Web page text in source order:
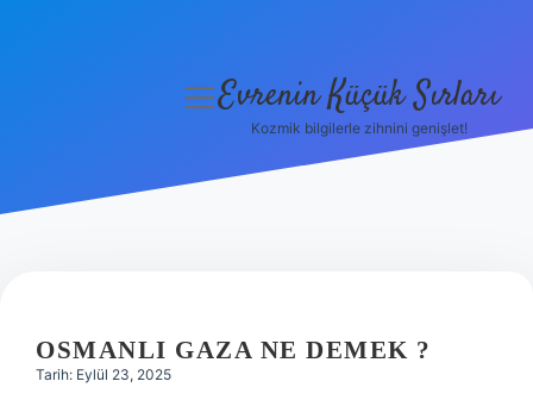
Hakkımızda
menüyü
Evrenin Küçük Sırları
Kozmik bilgilerle zihnini genişlet!
OSMANLI GAZA NE DEMEK ?
Tarih: Eylül 23, 2025